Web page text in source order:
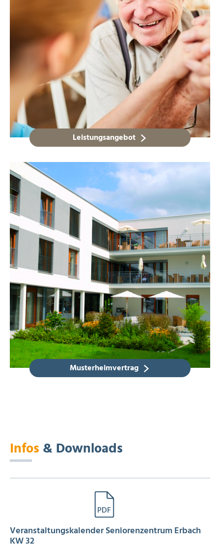
Leistungsangebot
Musterheimvertrag
Infos & Downloads
Veranstaltungskalender Seniorenzentrum Erbach
KW 32